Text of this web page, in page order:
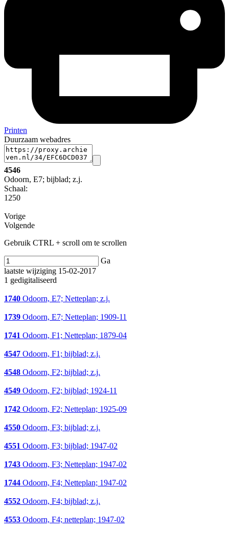
Printen
Duurzaam webadres
4546
Odoorn, E7; bijblad; z.j.
Schaal:
1250
Vorige
Volgende
Gebruik CTRL + scroll om te scrollen
Ga
laatste wijziging 15-02-2017
1 gedigitaliseerd
1740 Odoorn, E7; Netteplan; z.j.
1739 Odoorn, E7; Netteplan; 1909-11
1741 Odoorn, F1; Netteplan; 1879-04
4547 Odoorn, F1; bijblad; z.j.
4548 Odoorn, F2; bijblad; z.j.
4549 Odoorn, F2; bijblad; 1924-11
1742 Odoorn, F2; Netteplan; 1925-09
4550 Odoorn, F3; bijblad; z.j.
4551 Odoorn, F3; bijblad; 1947-02
1743 Odoorn, F3; Netteplan; 1947-02
1744 Odoorn, F4; Netteplan; 1947-02
4552 Odoorn, F4; bijblad; z.j.
4553 Odoorn, F4; netteplan; 1947-02